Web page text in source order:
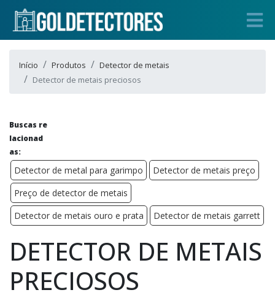
Início Produtos
Detector de metais
Detector de metais preciosos
Buscas re
lacionad
as:
Detector de metal para garimpo
Detector de metais preço
Preço de detector de metais
Detector de metais ouro e prata
Detector de metais garrett
DETECTOR DE METAIS
PRECIOSOS